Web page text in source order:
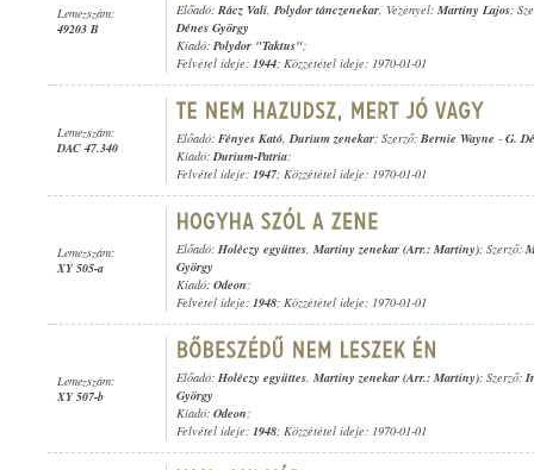
Lemezszám:
49203 B
Előadó: Rácz Vali, Polydor tánczenekar, Vezényel: Martiny Lajos;
Dénes György
Kiadó: Polydor "Taktus";
Felvétel ideje: 1944; Közzététel ideje: 1970-01-01
Lemezszám:
DAC 47.340
Előadó: Fényes Kató,Durium zenekar; Szerző: Bernie Wayne - G.
Kiadó:Durium-Patria;
Felvétel ideje: 1947; Közzététel ideje: 1970-01-01
Lemezszám:
XY 505-a
Előadó: Holéczy együttes, Martiny zenekar (Arr.: Martiny); Szerző:
György
Kiadó: Odeon;
Felvétel ideje: 1948; Közzététel ideje: 1970-01-01
Lemezszám:
XY 507-b
Előadó: Holéczy együttes, Martiny zenekar (Arr.: Martiny); Szerző:
György
Kiadó: Odeon;
Felvétel ideje: 1948; Közzététel ideje: 1970-01-01